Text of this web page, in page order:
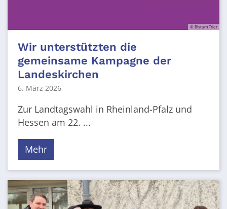
© Bistum Trier
Wir unterstützten die
gemeinsame Kampagne der
Landeskirchen
6. März 2026
Zur Landtagswahl in Rheinland-Pfalz und
Hessen am 22. ...
Mehr